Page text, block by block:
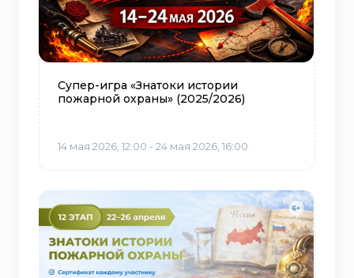
Супер-игра «Знатоки истории
пожарной охраны» (2025/2026)
14 мая 2026, 12:00 - 24 мая 2026, 16:00